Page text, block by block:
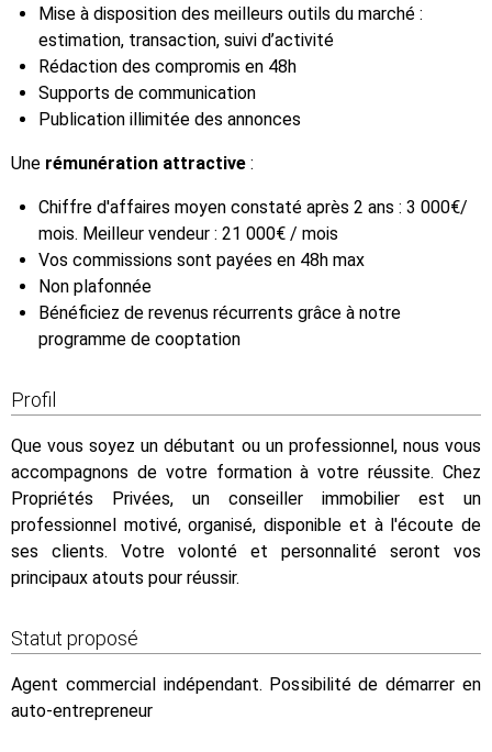
Mise à disposition des meilleurs outils du marché :
estimation, transaction, suivi d’activité
Rédaction des compromis en 48h
Supports de communication
Publication illimitée des annonces
Une rémunération attractive :
Chiffre d'affaires moyen constaté après 2 ans : 3 000€/
mois. Meilleur vendeur : 21 000€ / mois
Vos commissions sont payées en 48h max
Non plafonnée
Bénéficiez de revenus récurrents grâce à notre
programme de cooptation
Profil
Que vous soyez un débutant ou un professionnel, nous vous
accompagnons de votre formation à votre réussite. Chez
Propriétés Privées, un conseiller immobilier est un
professionnel motivé, organisé, disponible et à l'écoute de
ses clients. Votre volonté et personnalité seront vos
principaux atouts pour réussir.
Statut proposé
Agent commercial indépendant. Possibilité de démarrer en
auto-entrepreneur